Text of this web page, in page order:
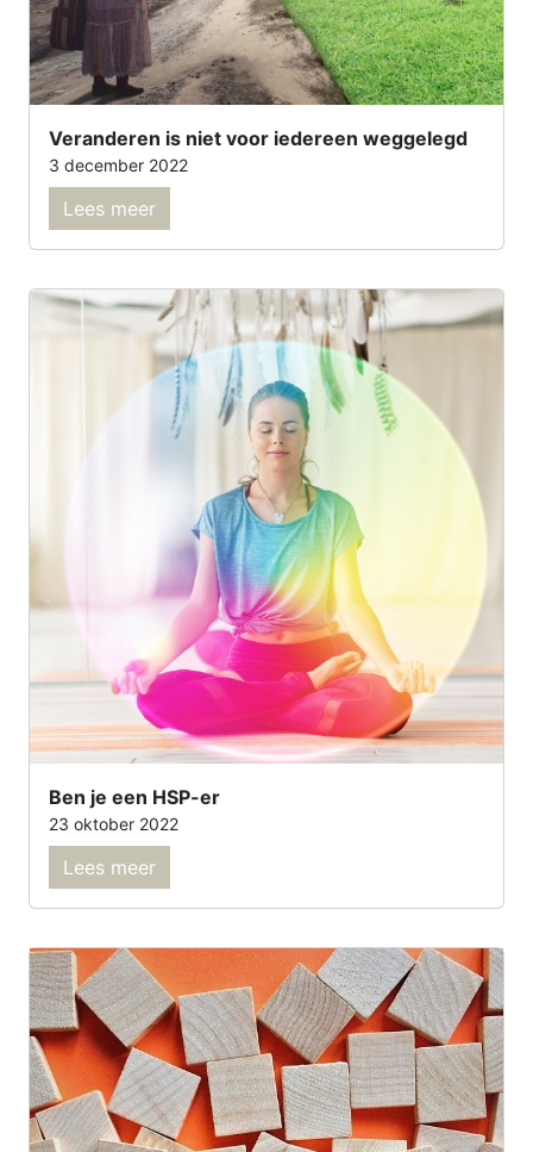
Veranderen is niet voor iedereen weggelegd
3 december 2022
Lees meer
Ben je een HSP-er
23 oktober 2022
Lees meer